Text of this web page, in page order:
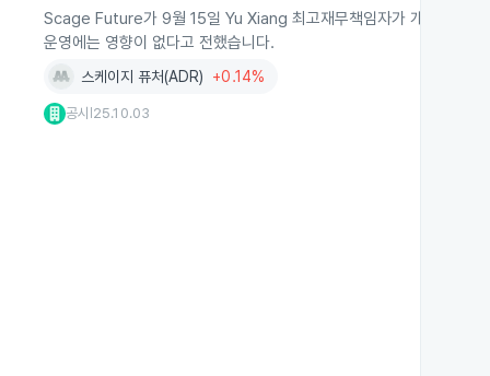
Scage Future가 9월 15일 Yu Xiang 최고재무책임자가 개인 사유
운영에는 영향이 없다고 전했습니다.
스케이지 퓨처(ADR) +0.14%
공시 25.10.03